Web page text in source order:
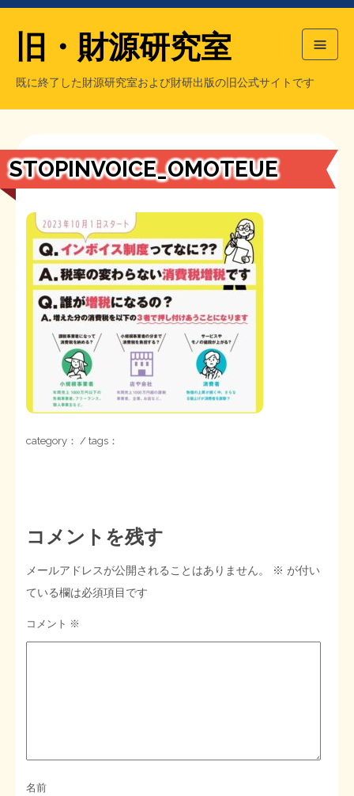
【国の、本当の】財源チラシ／旧・財源研究室
シン財源はあなたです／合同誌／旧・サブカル分室
日本経済を解説するヤンキー／MIHANAマンガ／旧・財研出版
もっと知りたい方へ
マネクリ戦士 RED & BLACK
MMTの学習資料
STOPインボイス作品集
旧・財源研究室
既に終了した財源研究室および財研出版の旧公式サイトです
旧・財源研究室について
チラシ発行部数
会計報告
旧・財研出版について
会計報告
STOPINVOICE_OMOTEUE
category： / tags：
コメントを残す
メールアドレスが公開されることはありません。 ※ が付い
ている欄は必須項目です
コメント ※
名前